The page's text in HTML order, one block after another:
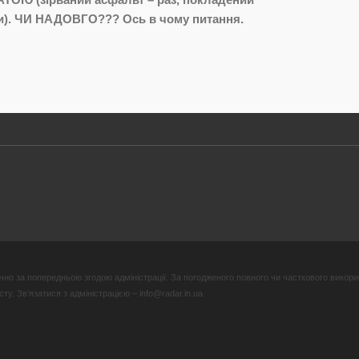
ЧИ НАДОВГО??? Ось в чому питання.
за попередньою згодою адміністрації. За погодженого повного чи часткового
Зв’язатися з адміністрацією – info@radar.in.ua